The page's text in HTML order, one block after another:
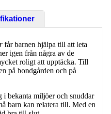
får barnen hjälpa till att leta
igen från några av de
roligt att upptäcka. Till
på bondgården och på
bekanta miljöer och snuddar
barn kan relatera till. Med en